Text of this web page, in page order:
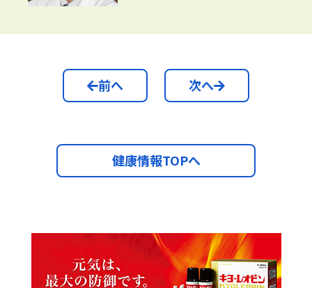
前へ 次へ
健康情報TOPへ